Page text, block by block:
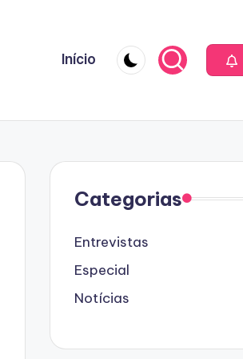
Início
Categorias
Entrevistas
Especial
Notícias